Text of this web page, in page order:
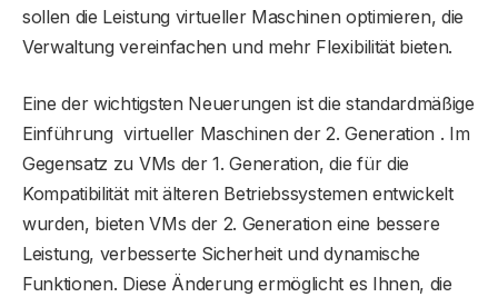
sollen die Leistung virtueller Maschinen optimieren, die
Verwaltung vereinfachen und mehr Flexibilität bieten.
Eine der wichtigsten Neuerungen ist die standardmäßige
Einführung virtueller Maschinen der 2. Generation . Im
Gegensatz zu VMs der 1. Generation, die für die
Kompatibilität mit älteren Betriebssystemen entwickelt
wurden, bieten VMs der 2. Generation eine bessere
Leistung, verbesserte Sicherheit und dynamische
Funktionen. Diese Änderung ermöglicht es Ihnen, die